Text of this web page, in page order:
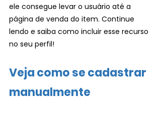
ele consegue levar o usuário até a
página de venda do item. Continue
lendo e saiba como incluir esse recurso
no seu perfil!
Veja como se cadastrar
manualmente